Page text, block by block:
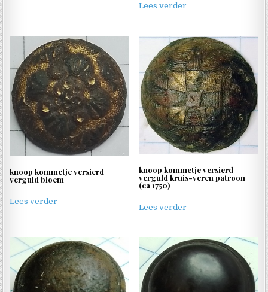
Lees verder
knoop kommetje versierd
verguld bloem
Lees verder
knoop kommetje versierd
verguld kruis-veren patroon
(ca 1750)
Lees verder